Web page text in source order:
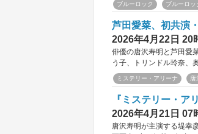
ブルーロック ブルーロッ
芦田愛菜、初共演
2026年4月22日 20
俳優の唐沢寿明と芦田愛
う子、トリンドル玲奈、
ミステリー・アリーナ 唐
『ミステリー・
2026年4月21日 07
唐沢寿明が主演する堤幸